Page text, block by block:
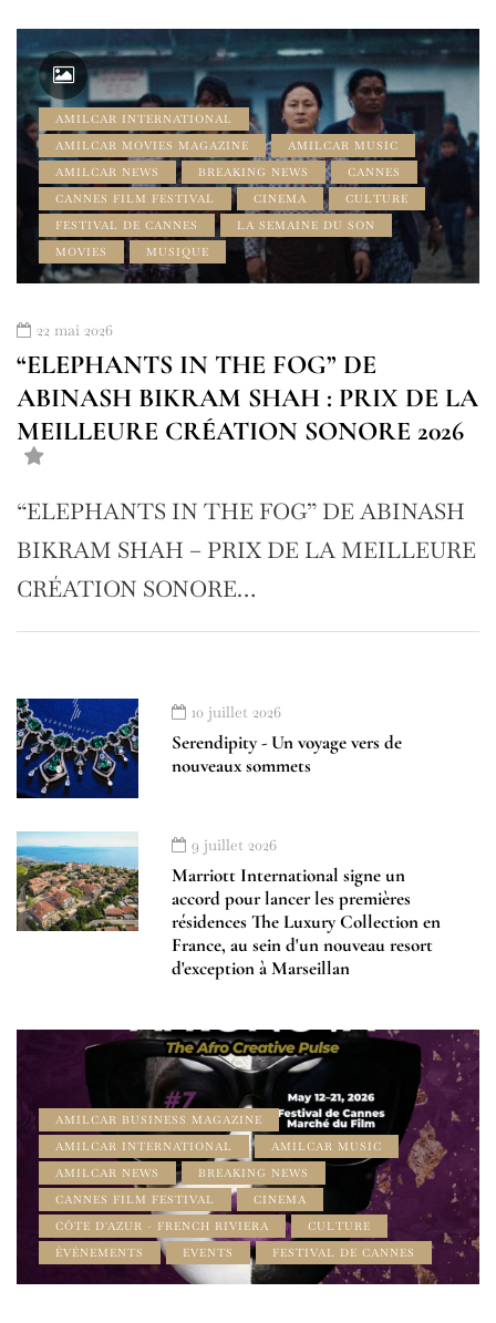
AMILCAR INTERNATIONAL
AMILCAR MOVIES MAGAZINE
AMILCAR MUSIC
AMILCAR NEWS
BREAKING NEWS
CANNES
CANNES FILM FESTIVAL
CINEMA
CULTURE
FESTIVAL DE CANNES
LA SEMAINE DU SON
MOVIES
MUSIQUE
22 mai 2026
“ELEPHANTS IN THE FOG” DE
ABINASH BIKRAM SHAH : PRIX DE LA
MEILLEURE CRÉATION SONORE 2026
“ELEPHANTS IN THE FOG” DE ABINASH
BIKRAM SHAH – PRIX DE LA MEILLEURE
CRÉATION SONORE…
10 juillet 2026
Serendipity - Un voyage vers de
nouveaux sommets
9 juillet 2026
Marriott International signe un
accord pour lancer les premières
résidences The Luxury Collection en
France, au sein d'un nouveau resort
d'exception à Marseillan
AMILCAR BUSINESS MAGAZINE
AMILCAR INTERNATIONAL
AMILCAR MUSIC
AMILCAR NEWS
BREAKING NEWS
CANNES FILM FESTIVAL
CINEMA
CÔTE D'AZUR - FRENCH RIVIERA
CULTURE
ÉVÉNEMENTS
EVENTS FESTIVAL DE CANNES